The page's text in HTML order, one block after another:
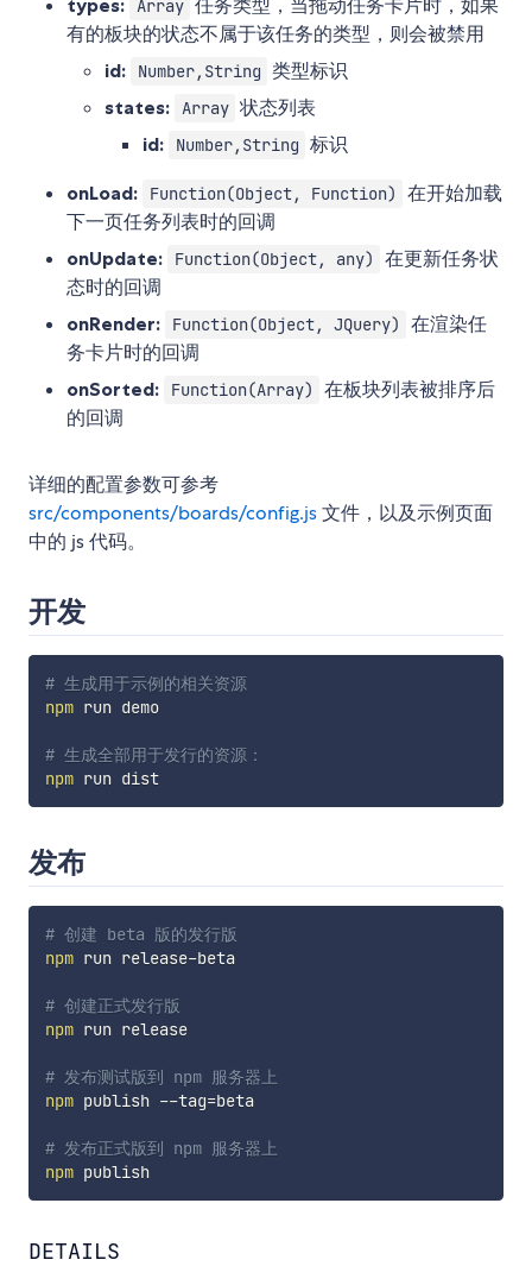
Array 任务类型，当拖动任务卡片时，如果
有的板块的状态不属于该任务的类型，则会被禁用
id: Number,String 类型标识
states: Array 状态列表
id: Number,String 标识
onLoad: Function(Object, Function)
在开始加载
下一页任务列表时的回调
onUpdate: Function(Object, any)
在更新任务状
态时的回调
onRender: Function(Object, JQuery)
在渲染任
务卡片时的回调
onSorted: Function(Array)
在板块列表被排序后
的回调
详细的配置参数可参考
src/components/boards/config.js文件，以及示例页面
中的 js 代码。
开发
# 生成用于示例的相关资源
npm run demo
# 生成全部用于发行的资源：
npm
run dist
发布
# 创建 beta 版的发行版
npm run release-beta
# 创建正式发行版
npm run release
# 发布测试版到 npm 服务器上
npm publish --tag=beta
# 发布正式版到 npm 服务器上
npm
DETAILS